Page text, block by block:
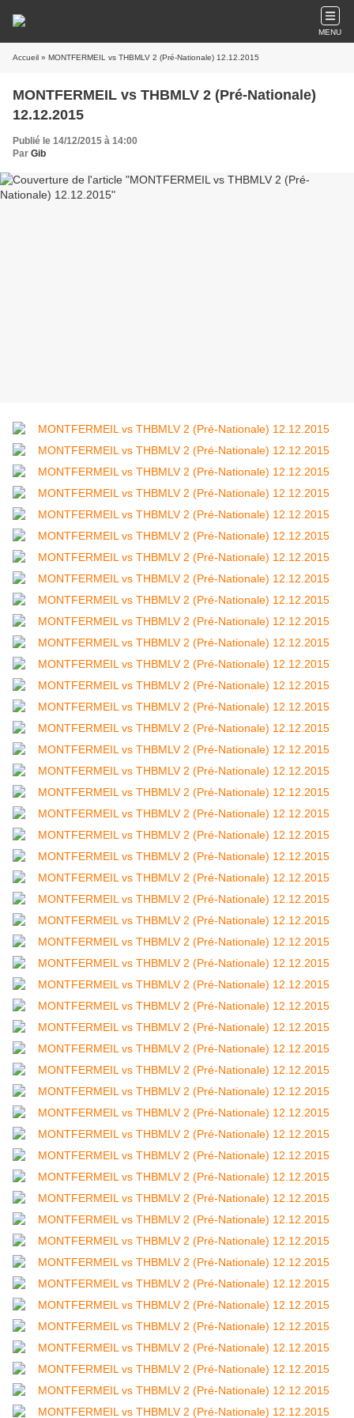
MENU
Accueil » MONTFERMEIL vs THBMLV 2 (Pré-Nationale) 12.12.2015
MONTFERMEIL vs THBMLV 2 (Pré-Nationale)
12.12.2015
Publié le 14/12/2015 à 14:00
Par Gib